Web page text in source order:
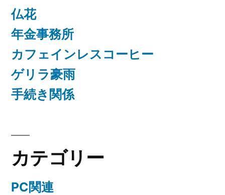
仏花
年金事務所
カフェインレスコーヒー
ゲリラ豪雨
手続き関係
カテゴリー
PC関連